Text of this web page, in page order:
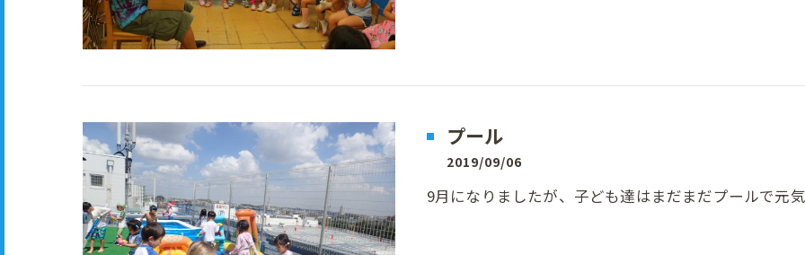
プール
2019/09/06
9月になりましたが、子ども達はまだまだプールで元